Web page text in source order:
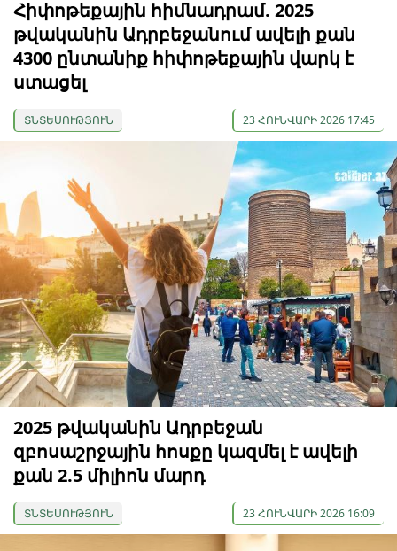
Հիփոթեքային հիմնադրամ. 2025
թվականին Ադրբեջանում ավելի քան
4300 ընտանիք հիփոթեքային վարկ է
ստացել
ՏՆՏԵՍՈՒԹՅՈՒՆ 23 ՀՈՒՆՎԱՐԻ 2026 17:45
2025 թվականին Ադրբեջան
զբոսաշրջային հոսքը կազմել է ավելի
քան 2.5 միլիոն մարդ
ՏՆՏԵՍՈՒԹՅՈՒՆ 23 ՀՈՒՆՎԱՐԻ 2026 16:09